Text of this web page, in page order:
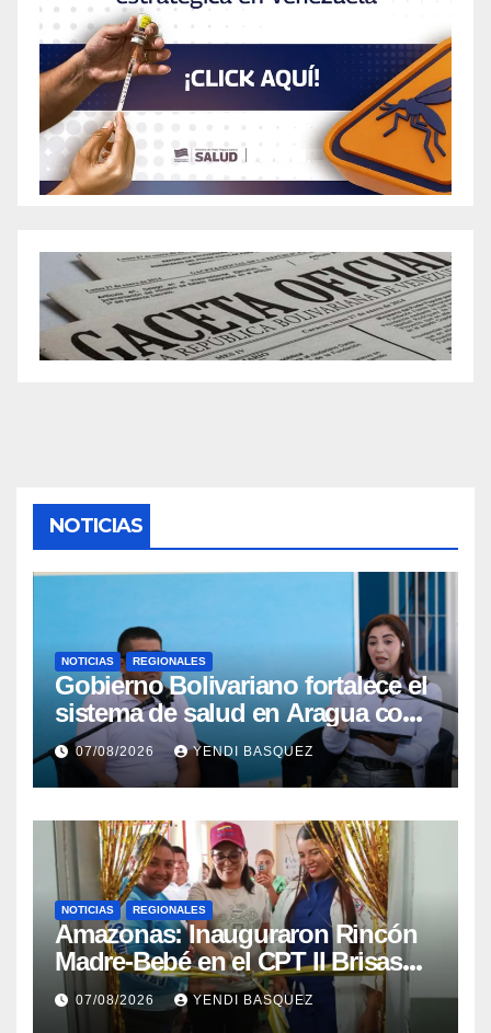
NOTICIAS
NOTICIAS REGIONALES
Gobierno Bolivariano fortalece el
sistema de salud en Aragua con
la reinauguración del CDI La
Mora
07/08/2026 YENDI BASQUEZ
NOTICIAS REGIONALES
​Amazonas: Inauguraron Rincón
Madre-Bebé en el CPT II Brisas
del Aeropuerto ​Inauguraron
Rincón
07/08/2026 YENDI BASQUEZ